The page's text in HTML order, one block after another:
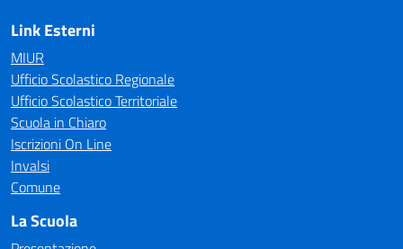
Link Esterni
MIUR
Ufficio Scolastico Regionale
Ufficio Scolastico Territoriale
Scuola in Chiaro
Iscrizioni On Line
Invalsi
Comune
La Scuola